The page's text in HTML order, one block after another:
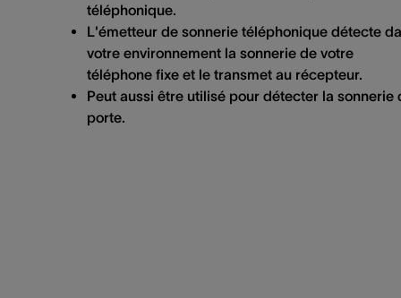
téléphonique.
L'émetteur de sonnerie téléphonique détecte
votre environnement la sonnerie de votre
téléphone fixe et le transmet au récepteur.
Peut aussi être utilisé pour détecter la sonnerie
porte.